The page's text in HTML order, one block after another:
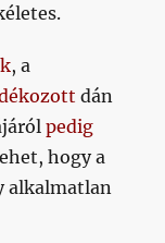
, a
dán
pedig
hogy a
alkalmatlan